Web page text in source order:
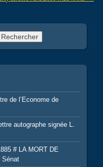
de l’Econome de
autographe signée L.
# LA MORT DE
Sénat